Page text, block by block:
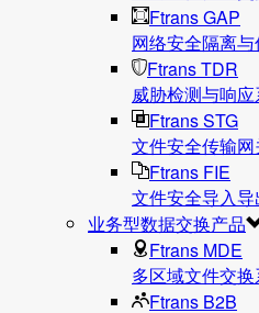
Ftrans GAP
网络安全隔离
Ftrans TDR
威胁检测与响
Ftrans STG
文件安全传输网
Ftrans FIE
文件安全导入
业务型数据交换产品
Ftrans MDE
多区域文件交
Ftrans B2B